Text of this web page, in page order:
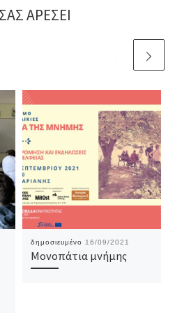
ΑΡΈΣΕΙ
δημοσιευμένο 16/09/2021
Μονοπάτια μνήμης